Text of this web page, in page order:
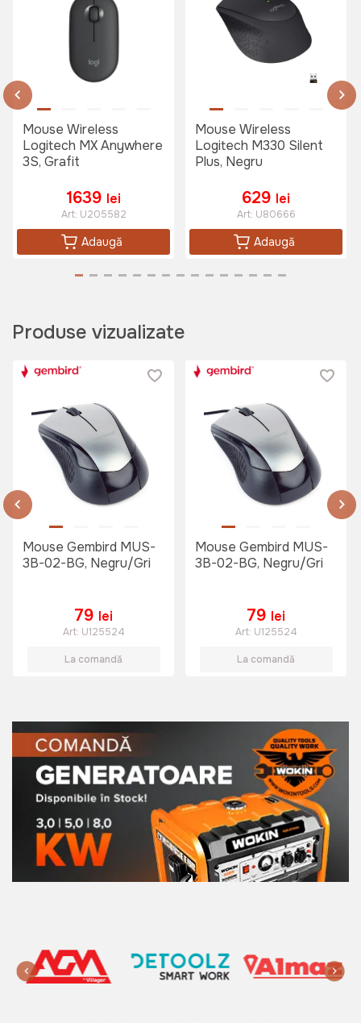
Mouse Wireless
Logitech MX Anywhere
3S, Grafit
1639 lei
Art: U205582
Adaugă
Mouse Wireless
Logitech M330 Silent
Plus, Negru
629 lei
Art: U80666
Adaugă
Produse vizualizate
Mouse Gembird MUS-
3B-02-BG, Negru/Gri
79 lei
Art: U125524
La comandă
Mouse Gembird MUS-
3B-02-BG, Negru/Gri
79 lei
Art: U125524
La comandă